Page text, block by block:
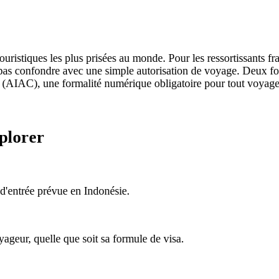
les plus prisées au monde. Pour les ressortissants
avec une simple autorisation de voyage. Deux
une formalité numérique obligatoire pour tout
prévue en Indonésie.
quelle que soit sa formule de visa.